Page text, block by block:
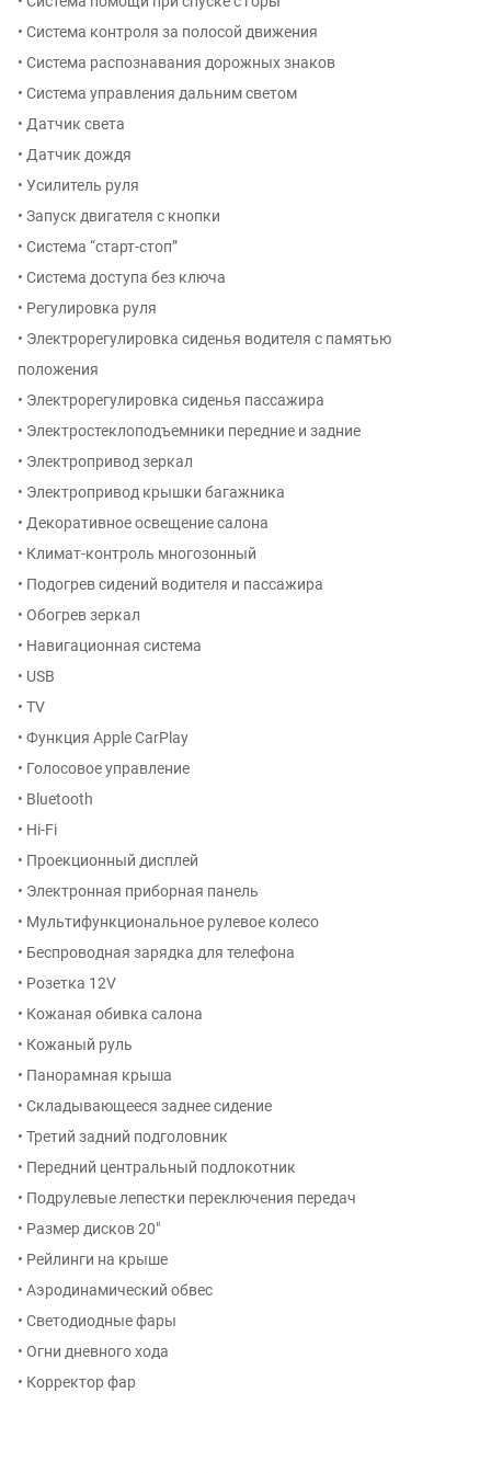
• Система контроля за полосой движения
• Система распознавания дорожных знаков
• Система управления дальним светом
• Датчик света
• Датчик дождя
• Усилитель руля
• Запуск двигателя с кнопки
• Система “старт-стоп”
• Система доступа без ключа
• Регулировка руля
• Электрорегулировка сиденья водителя с памятью
положения
• Электрорегулировка сиденья пассажира
• Электростеклоподъемники передние и задние
• Электропривод зеркал
• Электропривод крышки багажника
• Декоративное освещение салона
• Климат-контроль многозонный
• Подогрев сидений водителя и пассажира
• Обогрев зеркал
• Навигационная система
• USB
• TV
• Функция Apple CarPlay
• Голосовое управление
• Bluetooth
• Hi-Fi
• Проекционный дисплей
• Электронная приборная панель
• Мультифункциональное рулевое колесо
• Беспроводная зарядка для телефона
• Розетка 12V
• Кожаная обивка салона
• Кожаный руль
• Панорамная крыша
• Складывающееся заднее сидение
• Третий задний подголовник
• Передний центральный подлокотник
• Подрулевые лепестки переключения передач
• Размер дисков 20″
• Рейлинги на крыше
• Аэродинамический обвес
• Светодиодные фары
• Огни дневного хода
• Корректор фар